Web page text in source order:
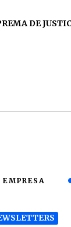
DE
EMPRESA